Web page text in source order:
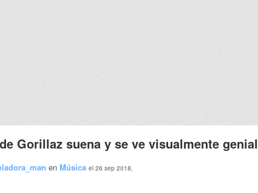
Gorillaz suena y se ve visualmente genial
en Música el 26 sep 2018,